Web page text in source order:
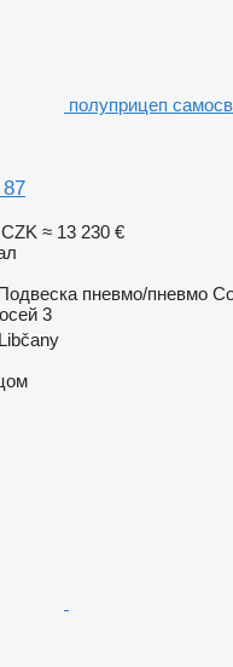
полуприцеп
≈ 13 230 €
пневмо/пневмо
3